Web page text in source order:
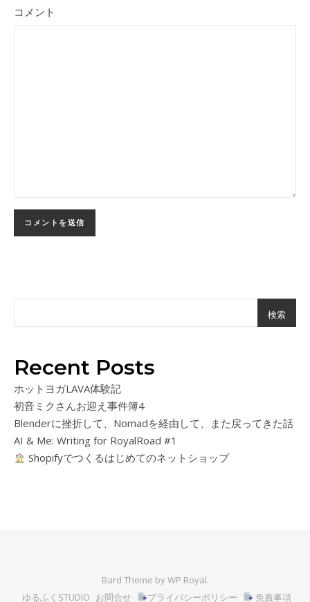
コメント
検索
Recent Posts
ホットヨガLAVA体験記
初音ミクさんお迎え事件簿4
Blenderに挫折して、Nomadを経由して、また戻ってきた話
AI & Me: Writing for RoyalRoad #1
Shopifyでつくるはじめてのネットショップ
Bard Theme byWP Royal.
ゆるふくSTUDIO お問合せ プライバシーポリシー 免責事項